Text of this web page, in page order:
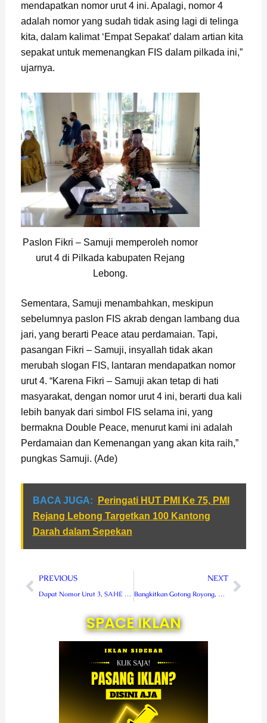
mendapatkan nomor urut 4 ini. Apalagi, nomor 4
adalah nomor yang sudah tidak asing lagi di telinga
kita, dalam kalimat ‘Empat Sepakat’ dalam artian kita
sepakat untuk memenangkan FIS dalam pilkada ini,”
ujarnya.
Paslon Fikri – Samuji memperoleh nomor
urut 4 di Pilkada kabupaten Rejang
Lebong.
Sementara, Samuji menambahkan, meskipun
sebelumnya paslon FIS akrab dengan lambang dua
jari, yang berarti Peace atau perdamaian. Tapi,
pasangan Fikri – Samuji, insyallah tidak akan
merubah slogan FIS, lantaran mendapatkan nomor
urut 4. “Karena Fikri – Samuji akan tetap di hati
masyarakat, dengan nomor urut 4 ini, berarti dua kali
lebih banyak dari simbol FIS selama ini, yang
bermakna Double Peace, menurut kami ini adalah
Perdamaian dan Kemenangan yang akan kita raih,”
pungkas Samuji. (Ade)
BACA JUGA:
Peringati HUT PMI Ke 75, PMI
Rejang Lebong Targetkan 100 Kantong
Darah dalam Sepekan
Prev
PREVIOUS
Dapat Nomor Urut 3, SAHE Optimis Raup Suara Mayoritas Kaum Milenial
NEXT
Bangkitkan Gotong Royong, Kodim 0409 Rejang Lebong Laksanakan TMMD Ke 109 di Kabupaten Lebong
Next
SPACE IKLAN